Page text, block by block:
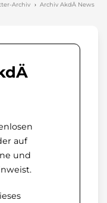
Archiv Archiv AkdÄ News
auf
und